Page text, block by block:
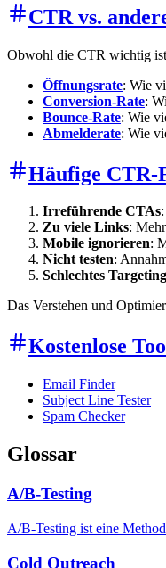
CTR vs.
Obwohl die CTR wichtig
Öffnungsrate: Wie
Conversion-Rate:
Bounce-Rate: Wie
Abmelderate: Wie
Häufige CTR-
Irreführende CTAs
Zu viele Links:
Mobile ignorieren:
Nicht testen:
Schlechtes Targeting
Das Verstehen und
Kostenlose
Email Finder
Subject Line Tester
Spam Checker
Glossar
A/B-Testing
A/B-Testing ist eine
Cold Outreach